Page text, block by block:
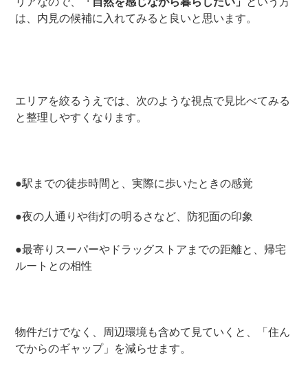
は、内見の候補に入れてみると良いと思います。
エリアを絞るうえでは、次のような視点で見比べてみる
と整理しやすくなります。
●駅までの徒歩時間と、実際に歩いたときの感覚
●夜の人通りや街灯の明るさなど、防犯面の印象
●最寄りスーパーやドラッグストアまでの距離と、帰宅
ルートとの相性
物件だけでなく、周辺環境も含めて見ていくと、「住ん
でからのギャップ」を減らせます。